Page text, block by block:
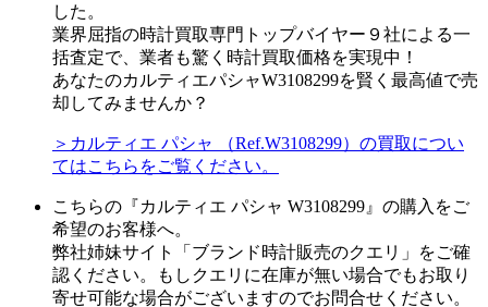
した。
業界屈指の時計買取専門トップバイヤー９社による一
括査定で、業者も驚く時計買取価格を実現中！
あなたのカルティエパシャW3108299を賢く最高値で売
却してみませんか？
＞カルティエ パシャ （Ref.W3108299）の買取につい
てはこちらをご覧ください。
こちらの『カルティエ パシャ W3108299』の購入をご
希望のお客様へ。
弊社姉妹サイト「ブランド時計販売のクエリ」をご確
認ください。もしクエリに在庫が無い場合でもお取り
寄せ可能な場合がございますのでお問合せください。